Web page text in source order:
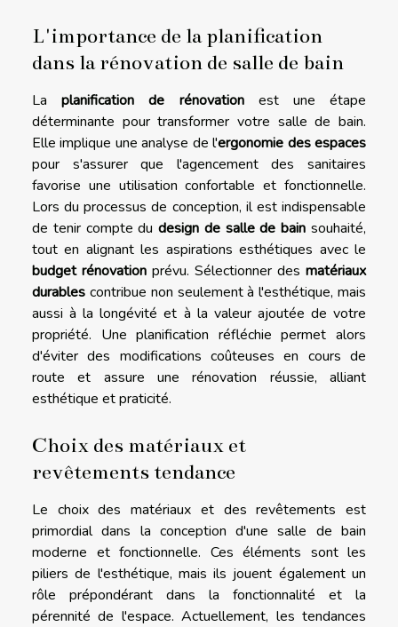
L'importance de la planification
dans la rénovation de salle de bain
Laplanification de rénovationest une étape
déterminante pour transformer votre salle de bain.
Elle implique une analyse de l'ergonomie des espaces
pour s'assurer que l'agencement des sanitaires
favorise une utilisation confortable et fonctionnelle.
Lors du processus de conception, il est indispensable
de tenir compte dudesign de salle de bain souhaité,
tout en alignant les aspirations esthétiques avec le
budget rénovation prévu. Sélectionner des matériaux
durables contribue non seulement à l'esthétique, mais
aussi à la longévité et à la valeur ajoutée de votre
propriété. Une planification réfléchie permet alors
d'éviter des modifications coûteuses en cours de
route et assure une rénovation réussie, alliant
esthétique et praticité.
Choix des matériaux et
revêtements tendance
Le choix des matériaux et des revêtements est
primordial dans la conception d'une salle de bain
moderne et fonctionnelle. Ces éléments sont les
piliers de l'esthétique, mais ils jouent également un
rôle prépondérant dans la fonctionnalité et la
pérennité de l'espace. Actuellement, les tendances